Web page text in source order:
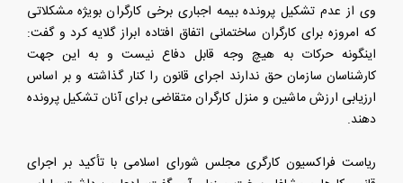
وی از عدم تشکیل پرونده بیمه اجباری برخی کارگران بویژه مشکلاتی
که امروزه برای کارگران ساختمانی اتفاق افتاده ابراز گلایه کرد و گفت:
اینگونه حرکات به هیچ وجه قابل دفاع نیست و به این جهت
کارشناسان سازمان حق ندارند اجرای قانون را کنار گذاشته و بر اساس
ارزیابی ارزش ماشین و منزل کارگران متقاضی برای آنان تشکیل پرونده
دهند.
ریاست فراکسیون کارگری مجلس شورای اسلامی با تأکید بر اجرای